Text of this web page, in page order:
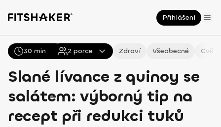
Přihlášení
Všechny Recepty Zdraví Všeobecné
Slané lívance z quinoy se
salátem: výborný tip na
recept při redukci tuků
30 min 2 porce